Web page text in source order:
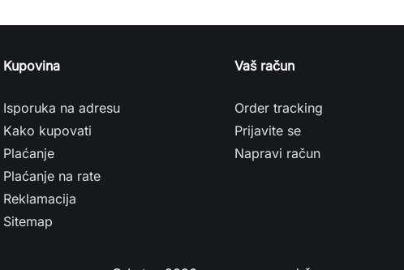
Kupovina
Isporuka na adresu
Kako kupovati
Plaćanje
Plaćanje na rate
Reklamacija
Sitemap
Vaš račun
Order tracking
Prijavite se
Napravi račun